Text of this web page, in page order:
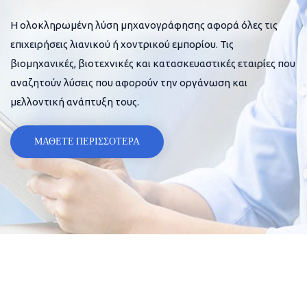
Η ολοκληρωμένη λύση μηχανογράφησης αφορά όλες τις
επιχειρήσεις λιανικού ή χοντρικού εμπορίου. Τις
βιομηχανικές, βιοτεχνικές και κατασκευαστικές εταιρίες που
αναζητούν λύσεις που αφορούν την οργάνωση και
μελλοντική ανάπτυξη τους.
ΜΑΘΕΤΕ ΠΕΡΙΣΣΟΤΕΡΑ